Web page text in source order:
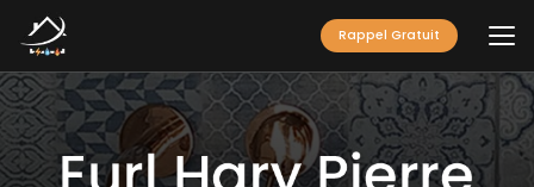
contenu
principal
Rappel Gratuit